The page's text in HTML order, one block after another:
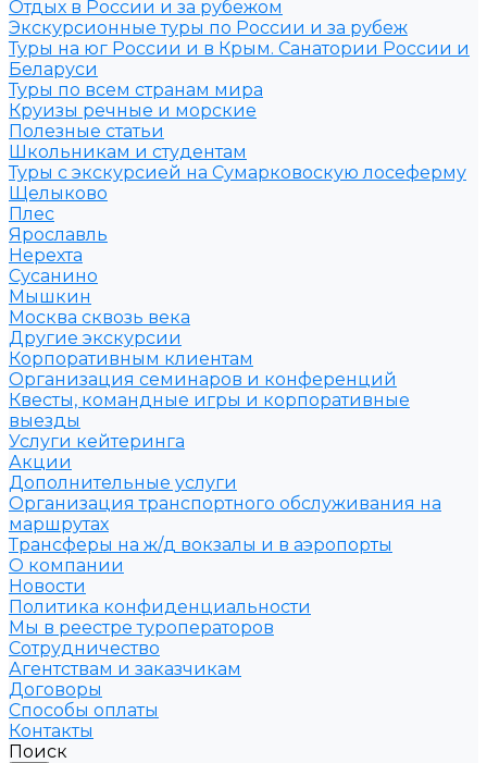
Отдых в России и за рубежом
Экскурсионные туры по России и за рубеж
Туры на юг России и в Крым. Санатории России и
Беларуси
Туры по всем странам мира
Круизы речные и морские
Полезные статьи
Школьникам и студентам
Туры с экскурсией на Сумарковоскую лосеферму
Щелыково
Плес
Ярославль
Нерехта
Сусанино
Мышкин
Москва сквозь века
Другие экскурсии
Корпоративным клиентам
Организация семинаров и конференций
Квесты, командные игры и корпоративные
выезды
Услуги кейтеринга
Акции
Дополнительные услуги
Организация транспортного обслуживания на
маршрутах
Трансферы на ж/д вокзалы и в аэропорты
О компании
Новости
Политика конфиденциальности
Мы в реестре туроператоров
Сотрудничество
Агентствам и заказчикам
Договоры
Способы оплаты
Контакты
Поиск